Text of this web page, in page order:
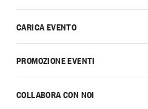
CARICA EVENTO
PROMOZIONE EVENTI
COLLABORA CON NOI